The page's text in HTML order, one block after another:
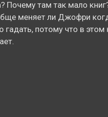
Почему там так мало
меняет ли Джофри
гадать, потому что в